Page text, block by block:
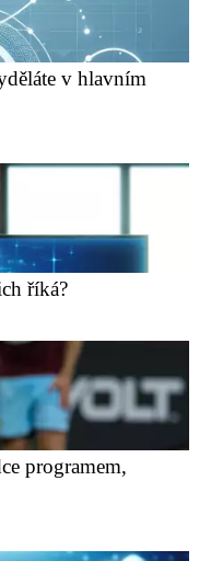
v hlavním
říká?
programem,